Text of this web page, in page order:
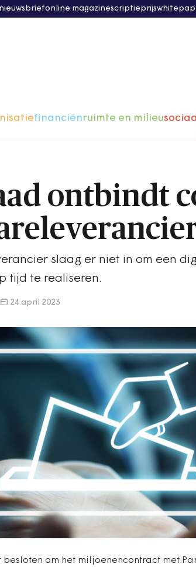
nieuwsbriefonline magazinescriptieprijs
financiënruimte en milieu
ontbindt
slaag er niet in om een
tijd te realiseren.
24 april 2023
besloten om het miljoenencontract met